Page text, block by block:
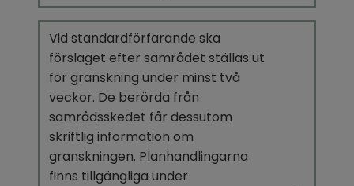
Vid standardförfarande ska
förslaget efter samrådet ställas ut
för granskning under minst två
veckor. De berörda från
samrådsskedet får dessutom
skriftlig information om
granskningen. Planhandlingarna
finns tillgängliga under